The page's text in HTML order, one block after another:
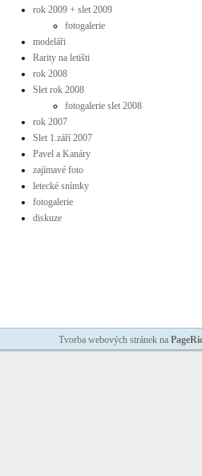
rok 2009 + slet 2009
fotogalerie
modeláři
Rarity na letišti
rok 2008
Slet rok 2008
fotogalerie slet 2008
rok 2007
Slet 1.září 2007
Pavel a Kanáry
zajímavé foto
letecké snímky
fotogalerie
diskuze
Tvorba webových stránek na